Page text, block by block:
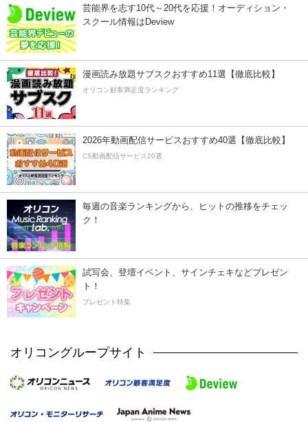
芸能界を志す10代～20代を応援！オーディション・
スクール情報はDeview
漫画読み放題サブスクおすすめ11選【徹底比較】
オリコン顧客満足度ランキング
2026年動画配信サービスおすすめ40選【徹底比較】
CS動画配信サービス20選
毎週の音楽ランキングから、ヒットの推移をチェッ
ク！
試写会、登壇イベント、サインチェキなどプレゼン
ト！
プレゼント特集
オリコングループサイト